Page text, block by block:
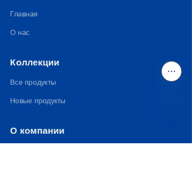
Главная
О нас
Коллекции
Все продукты
Новые продукты
О компании